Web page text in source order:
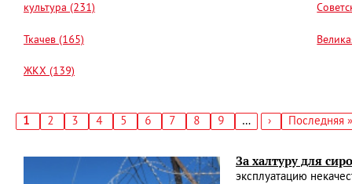
культура (231)
Ткачев (165)
ЖКХ (139)
Текущая
1 Страница
2 Страница
3 Страница
4 Страница
5 Страница
6 Страница
7 Страница
8 Страница
9 …
Следующая
›
Последняя
Последняя »
За халтуру для
эксплуатацию